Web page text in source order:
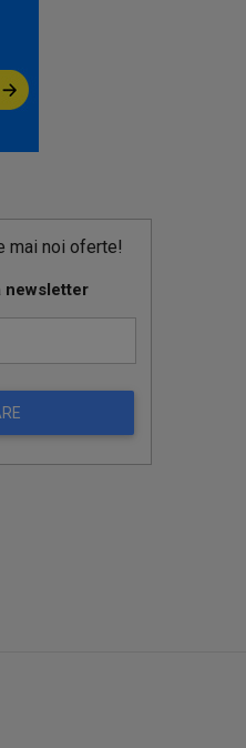
mai noi oferte!
newsletter